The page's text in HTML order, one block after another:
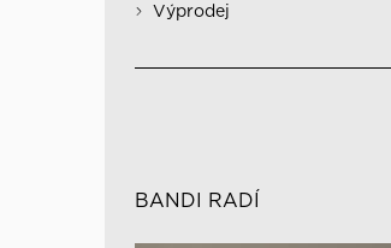
Výprodej
BANDI RADÍ